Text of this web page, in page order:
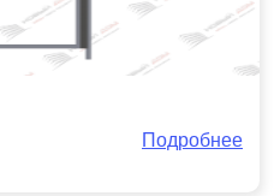
Подробнее